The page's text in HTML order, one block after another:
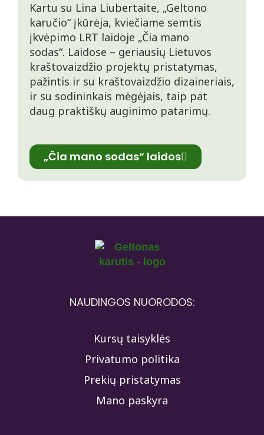
Kartu su Lina Liubertaite, „Geltono
karučio“ įkūrėja, kviečiame semtis
įkvėpimo LRT laidoje „Čia mano
sodas“. Laidose – geriausių Lietuvos
kraštovaizdžio projektų pristatymas,
pažintis ir su kraštovaizdžio dizaineriais,
ir su sodininkais mėgėjais, taip pat
daug praktiškų auginimo patarimų.
„Čia mano sodas“ laidos
NAUDINGOS NUORODOS:
Kursų taisyklės
Privatumo politika
Prekių pristatymas
Mano paskyra